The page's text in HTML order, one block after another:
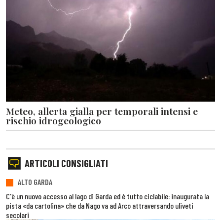
Meteo, allerta gialla per temporali intensi e
rischio idrogeologico
ARTICOLI CONSIGLIATI
ALTO GARDA
C'è un nuovo accesso al lago di Garda ed è tutto ciclabile: inaugurata la
pista «da cartolina» che da Nago va ad Arco attraversando uliveti
secolari